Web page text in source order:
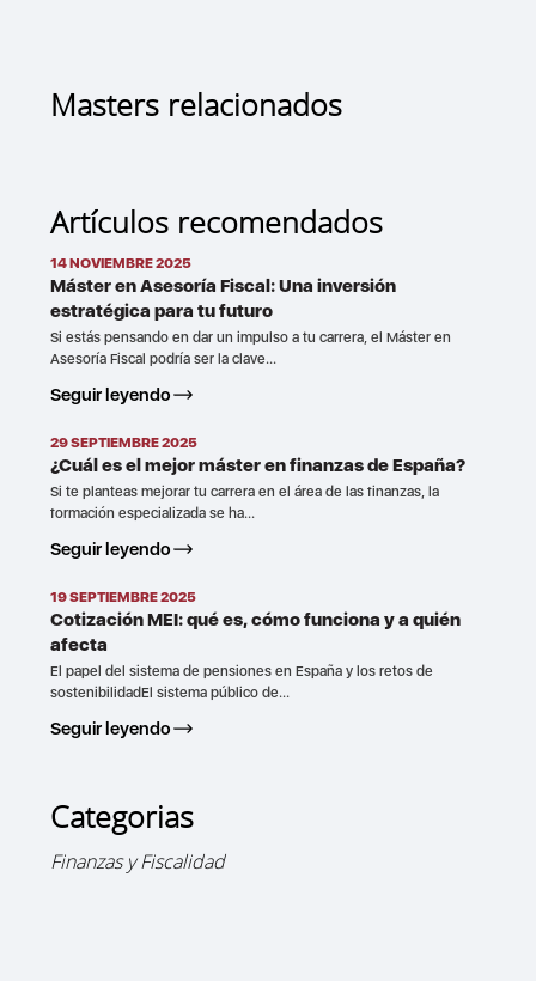
Masters relacionados
Artículos recomendados
14 NOVIEMBRE 2025
Máster en Asesoría Fiscal: Una inversión
estratégica para tu futuro
Si estás pensando en dar un impulso a tu carrera, el Máster en
Asesoría Fiscal podría ser la clave...
Seguir leyendo
29 SEPTIEMBRE 2025
¿Cuál es el mejor máster en finanzas de España?
Si te planteas mejorar tu carrera en el área de las finanzas, la
formación especializada se ha...
Seguir leyendo
19 SEPTIEMBRE 2025
Cotización MEI: qué es, cómo funciona y a quién
afecta
El papel del sistema de pensiones en España y los retos de
sostenibilidadEl sistema público de...
Seguir leyendo
Categorias
Finanzas y Fiscalidad